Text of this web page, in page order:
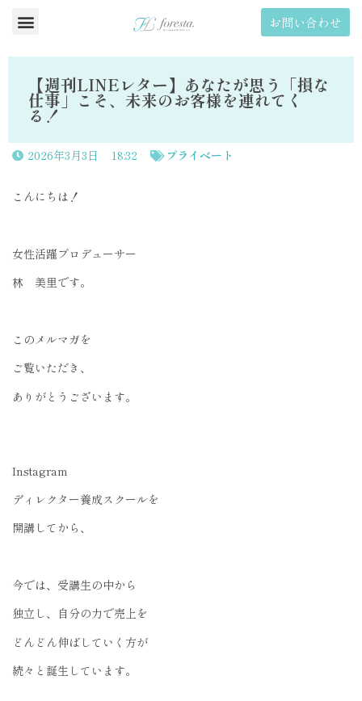
お問い合わせ
【週刊LINEレター】あなたが思う「損な
仕事」こそ、未来のお客様を連れてく
る！
2026年3月3日 18:32 プライベート
こんにちは！
女性活躍プロデューサー
林 美里です。
このメルマガを
ご覧いただき、
ありがとうございます。
Instagram
ディレクター養成スクールを
開講してから、
今では、受講生の中から
独立し、自分の力で売上を
どんどん伸ばしていく方が
続々と誕生しています。